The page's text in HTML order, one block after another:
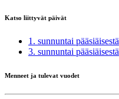
Katso liittyvät päivät
1. sunnuntai pääsiäisestä
3. sunnuntai pääsiäisestä
Menneet ja tulevat vuodet